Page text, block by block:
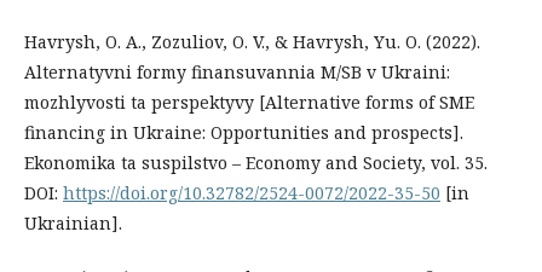
Havrysh, O. A., Zozuliov, O. V., & Havrysh, Yu. O. (2022).
Alternatyvni formy finansuvannia M/SB v Ukraini:
mozhlyvosti ta perspektyvy [Alternative forms of SME
financing in Ukraine: Opportunities and prospects].
Ekonomika ta suspilstvo – Economy and Society, vol. 35.
DOI: https://doi.org/10.32782/2524-0072/2022-35-50 [in
Ukrainian].